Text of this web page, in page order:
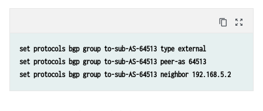
content_copy zoom_out_map
set protocols bgp group to-sub-AS-64513 type external
set protocols bgp group to-sub-AS-64513 peer-as 64513
set protocols bgp group to-sub-AS-64513 neighbor 192.168.5.2